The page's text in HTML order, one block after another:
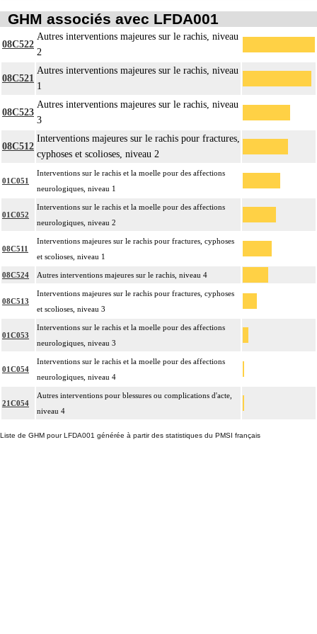
GHM associés avec LFDA001
08C522
Autres interventions majeures sur le rachis, niveau
2
08C521
Autres interventions majeures sur le rachis, niveau
1
08C523
Autres interventions majeures sur le rachis, niveau
3
08C512
Interventions majeures sur le rachis pour fractures,
cyphoses et scolioses, niveau 2
01C051
Interventions sur le rachis et la moelle pour des affections
neurologiques, niveau 1
01C052
Interventions sur le rachis et la moelle pour des affections
neurologiques, niveau 2
08C511
Interventions majeures sur le rachis pour fractures, cyphoses
et scolioses, niveau 1
08C524 Autres interventions majeures sur le rachis, niveau 4
08C513
Interventions majeures sur le rachis pour fractures, cyphoses
et scolioses, niveau 3
01C053
Interventions sur le rachis et la moelle pour des affections
neurologiques, niveau 3
01C054
Interventions sur le rachis et la moelle pour des affections
neurologiques, niveau 4
21C054
Autres interventions pour blessures ou complications d'acte,
niveau 4
Liste de GHM pour LFDA001 générée à partir des statistiques du PMSI français